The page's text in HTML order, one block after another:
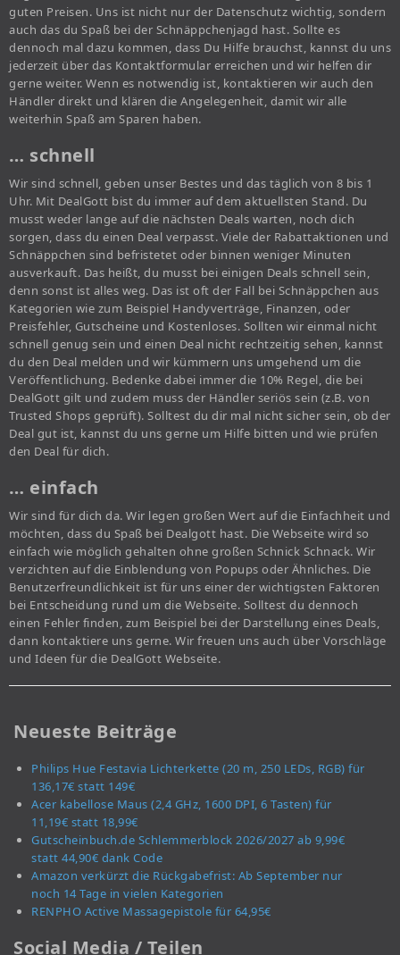
guten Preisen. Uns ist nicht nur der Datenschutz wichtig, sondern
auch das du Spaß bei der Schnäppchenjagd hast. Sollte es
dennoch mal dazu kommen, dass Du Hilfe brauchst, kannst du uns
jederzeit über das Kontaktformular erreichen und wir helfen dir
gerne weiter. Wenn es notwendig ist, kontaktieren wir auch den
Händler direkt und klären die Angelegenheit, damit wir alle
weiterhin Spaß am Sparen haben.
… schnell
Wir sind schnell, geben unser Bestes und das täglich von 8 bis 1
Uhr. Mit DealGott bist du immer auf dem aktuellsten Stand. Du
musst weder lange auf die nächsten Deals warten, noch dich
sorgen, dass du einen Deal verpasst. Viele der Rabattaktionen und
Schnäppchen sind befristetet oder binnen weniger Minuten
ausverkauft. Das heißt, du musst bei einigen Deals schnell sein,
denn sonst ist alles weg. Das ist oft der Fall bei Schnäppchen aus
Kategorien wie zum Beispiel Handyverträge, Finanzen, oder
Preisfehler, Gutscheine und Kostenloses. Sollten wir einmal nicht
schnell genug sein und einen Deal nicht rechtzeitig sehen, kannst
du den Deal melden und wir kümmern uns umgehend um die
Veröffentlichung. Bedenke dabei immer die 10% Regel, die bei
DealGott gilt und zudem muss der Händler seriös sein (z.B. von
Trusted Shops geprüft). Solltest du dir mal nicht sicher sein, ob der
Deal gut ist, kannst du uns gerne um Hilfe bitten und wie prüfen
den Deal für dich.
… einfach
Wir sind für dich da. Wir legen großen Wert auf die Einfachheit und
möchten, dass du Spaß bei Dealgott hast. Die Webseite wird so
einfach wie möglich gehalten ohne großen Schnick Schnack. Wir
verzichten auf die Einblendung von Popups oder Ähnliches. Die
Benutzerfreundlichkeit ist für uns einer der wichtigsten Faktoren
bei Entscheidung rund um die Webseite. Solltest du dennoch
einen Fehler finden, zum Beispiel bei der Darstellung eines Deals,
dann kontaktiere uns gerne. Wir freuen uns auch über Vorschläge
und Ideen für die DealGott Webseite.
Neueste Beiträge
Philips Hue Festavia Lichterkette (20 m, 250 LEDs, RGB) für
136,17€ statt 149€
Acer kabellose Maus (2,4 GHz, 1600 DPI, 6 Tasten) für
11,19€ statt 18,99€
Gutscheinbuch.de Schlemmerblock 2026/2027 ab 9,99€
statt 44,90€ dank Code
Amazon verkürzt die Rückgabefrist: Ab September nur
noch 14 Tage in vielen Kategorien
RENPHO Active Massagepistole für 64,95€
Social Media / Teilen